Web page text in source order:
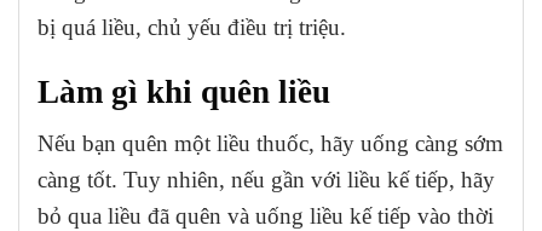
bị quá liều, chủ yếu điều trị triệu.
Làm gì khi quên liều
Nếu bạn quên một liều thuốc, hãy uống càng sớm
càng tốt. Tuy nhiên, nếu gần với liều kế tiếp, hãy
bỏ qua liều đã quên và uống liều kế tiếp vào thời